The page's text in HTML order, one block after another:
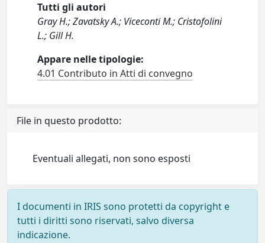
Tutti gli autori
Gray H.; Zavatsky A.; Viceconti M.; Cristofolini
L.; Gill H.
Appare nelle tipologie:
4.01 Contributo in Atti di convegno
File in questo prodotto:
Eventuali allegati, non sono esposti
I documenti in IRIS sono protetti da copyright e
tutti i diritti sono riservati, salvo diversa
indicazione.